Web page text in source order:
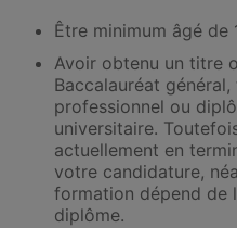
Être minimum âgé de
Avoir obtenu un titre
Baccalauréat
professionnel ou
universitaire.
actuellement en
votre candidature,
formation dépend de
diplôme.